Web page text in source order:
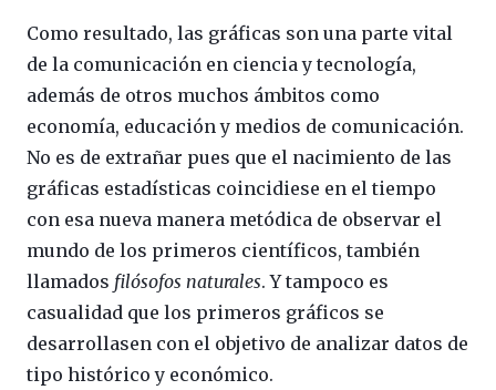
Como resultado, las gráficas son una parte vital
de la comunicación en ciencia y tecnología,
además de otros muchos ámbitos como
economía, educación y medios de comunicación.
No es de extrañar pues que el nacimiento de las
gráficas estadísticas coincidiese en el tiempo
con esa nueva manera metódica de observar el
mundo de los primeros científicos, también
llamados filósofos naturales. Y tampoco es
casualidad que los primeros gráficos se
desarrollasen con el objetivo de analizar datos de
tipo histórico y económico.